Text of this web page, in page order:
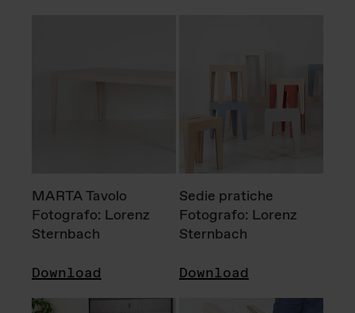
MARTA Tavolo
Fotografo: Lorenz
Sternbach
Download
Sedie pratiche
Fotografo: Lorenz
Sternbach
Download